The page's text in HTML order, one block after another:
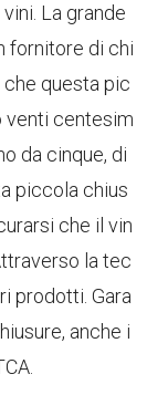
La grande
fornitore di chi
questa pic
venti centesim
da cinque, di
piccola chius
che il vin
la tec
prodotti. Gara
anche i